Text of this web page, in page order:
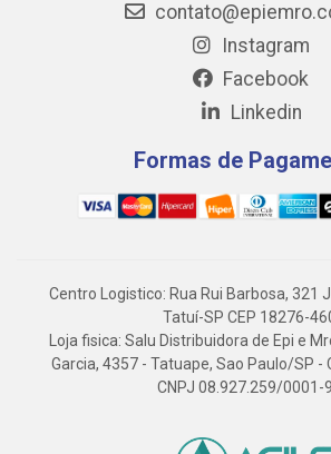
Instagram
Facebook
Linkedin
Formas de
Centro Logistico: Rua Rui Barbosa, 321
Tatuí-SP CEP 18276-
Loja fisica: Salu Distribuidora de Epi e
Garcia, 4357 - Tatuape, Sao Paulo/SP -
CNPJ 08.927.259/0001-